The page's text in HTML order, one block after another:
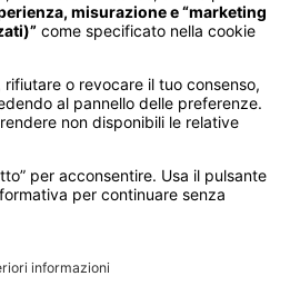
Canada Egitto Emirati Arabi
Malesia e Singapore
Namibia Oman
Thailandia Vietnam